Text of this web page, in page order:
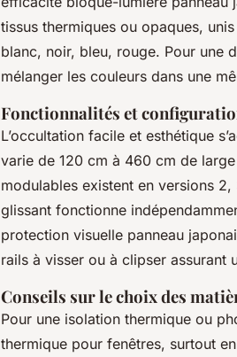
tissus thermiques ou opaques,
blanc, noir, bleu, rouge. Pour une
mélanger les couleurs dans une
Fonctionnalités et
L’occultation facile et esthétique
varie de 120 cm à 460 cm de
modulables existent en versions
glissant fonctionne
protection visuelle panneau
rails à visser ou à clipser assurant
Conseils sur le choix des
Pour une isolation thermique ou
thermique pour fenêtres, surtout